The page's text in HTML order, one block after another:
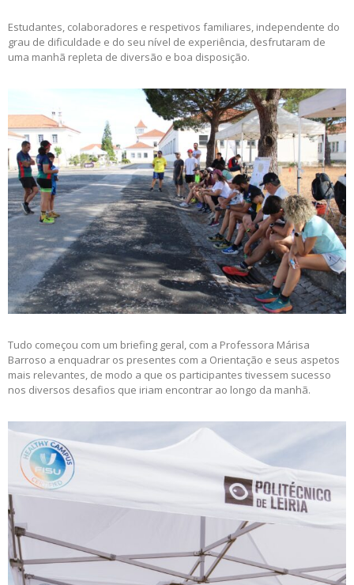
Estudantes, colaboradores e respetivos familiares, independente do
grau de dificuldade e do seu nível de experiência, desfrutaram de
uma manhã repleta de diversão e boa disposição.
Tudo começou com um briefing geral, com a Professora Márisa
Barroso a enquadrar os presentes com a Orientação e seus aspetos
mais relevantes, de modo a que os participantes tivessem sucesso
nos diversos desafios que iriam encontrar ao longo da manhã.